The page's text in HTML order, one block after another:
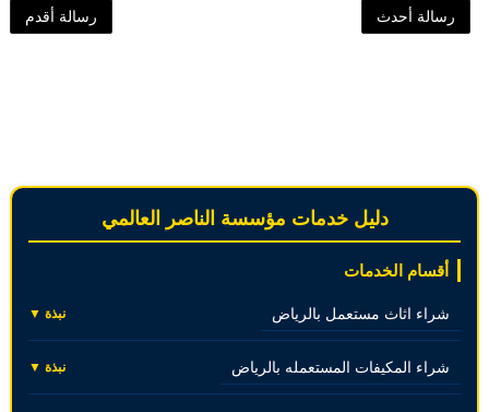
رسالة أحدث رسالة أقدم
دليل خدمات مؤسسة الناصر العالمي
أقسام الخدمات
شراء اثاث مستعمل بالرياض نبذة ▼
شراء المكيفات المستعمله بالرياض نبذة ▼